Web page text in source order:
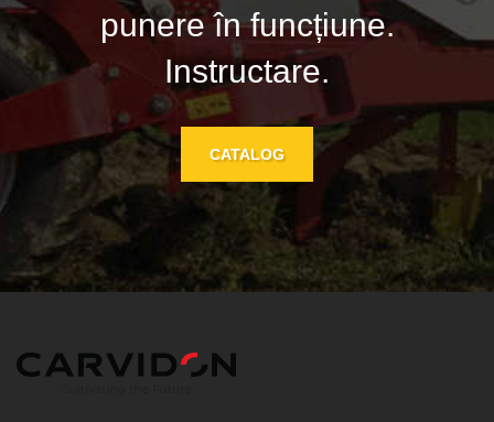
punere în funcțiune.
Instructare.
CATALOG